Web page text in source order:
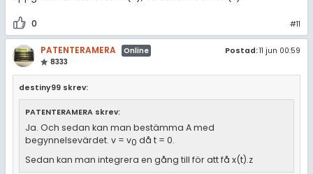
0 #11
PATENTERAMERA
Online
8333
Postad:11 jun 00:59
destiny99 skrev:
PATENTERAMERA skrev:
Ja. Och sedan kan man bestämma A med
begynnelsevärdet. v = v0 då t = 0.
Sedan kan man integrera en gång till för att få x(t).z